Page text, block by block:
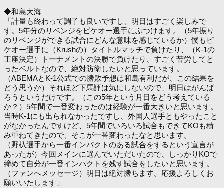
◆和島大海
「計量も終わって調子も良いですし、明日はすごく楽しみで
す。5年分のリベンジをピケオー選手にぶつけます。（5年振り
のリベンジができる試合にどんな意味を感じているか）僕もピ
ケオー選手に（Krushの）タイトルマッチで負けたり、（K-1の
王座決定）トーナメントの決勝で負けたり、すごく苦労してと
ったベルトなので、絶対防衛したいと思っています。
（ABEMAとK-1公式での勝敗予想は和島有利だが、この結果を
どう思うか）それほど下馬評は気にしないので、明日はがんば
ろうというだけです。（この5年という月日をどう考えている
か？）5年間で一番変わったのは経験が一番大きいと思います。
当時K-1にも出られなかったですし、外国人選手ともやったこと
がなかったんですけど、5年間でいろいろ試合もできてKOも積
み重ねてきたので、そこが一番変わったなと思います。
（野杁選手から一番インパクトのある試合をするという宣言が
あったが）今回メインに選んでいただいたので、しっかりKOで
締めて自分が一番インパクトを残す試合をしたいと思います。
（ファンへメッセージ）明日は絶対勝ちます。応援よろしくお
願いいたします」